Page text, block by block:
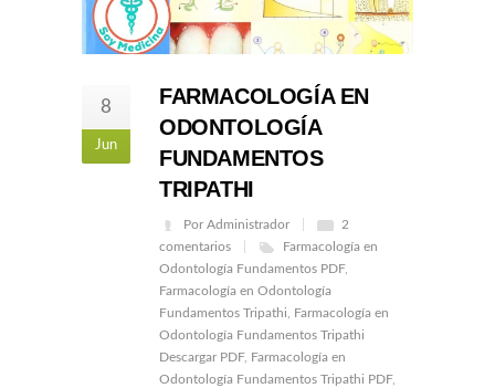
8
Jun
FARMACOLOGÍA EN
ODONTOLOGÍA
FUNDAMENTOS
TRIPATHI
Por Administrador
2
comentarios
Farmacología en
Odontología Fundamentos PDF,
Farmacología en Odontología
Fundamentos Tripathi, Farmacología en
Odontología Fundamentos Tripathi
Descargar PDF, Farmacología en
Odontología Fundamentos Tripathi PDF,